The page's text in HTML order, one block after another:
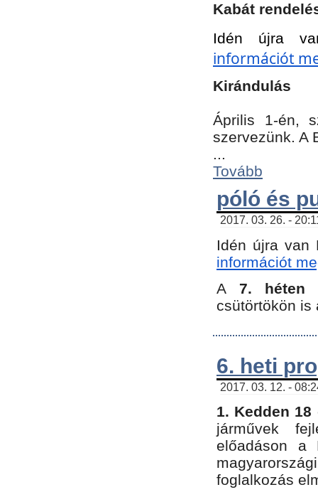
Kabát
Idén újra
információt
Kirándulás
Április 1-én,
szervezünk. A
...
Tovább
póló és
2017. 03. 26. -
Idén újra van
információt
A 7. héten
csütörtökön is
6. heti
2017. 03. 12. -
1. Kedden 18
járművek
előadáson a
foglalkozás